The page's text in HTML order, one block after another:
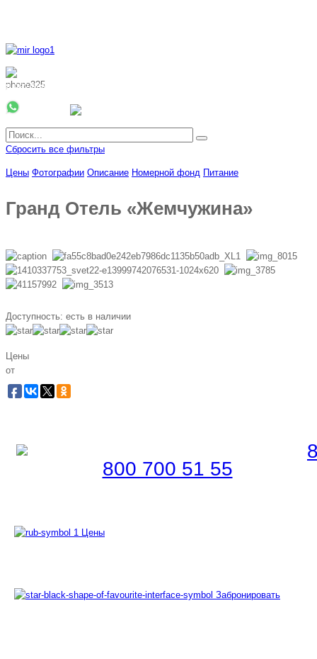
8 962 888 51 55
Сбросить все фильтры
Цены Фотографии Описание Номерной фонд Питание
Гранд Отель «Жемчужина»
Доступность: есть в наличии
Цены
от
800 700 51 55
Цены
Забронировать